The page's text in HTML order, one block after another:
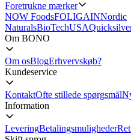
Foretrukne mærker
NOW FoodsFOLIGAINNordic
NaturalsBioTechUSA
Om BONO
Om osBlogErhvervskøb?
Kundeservice
KontaktOfte stillede spørgsmål
Information
LeveringBetalingsmuligheder